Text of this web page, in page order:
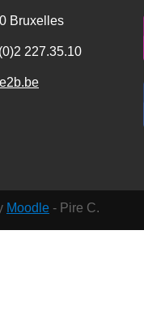
Bruxelles
227.35.10
Moodle - Pire C.